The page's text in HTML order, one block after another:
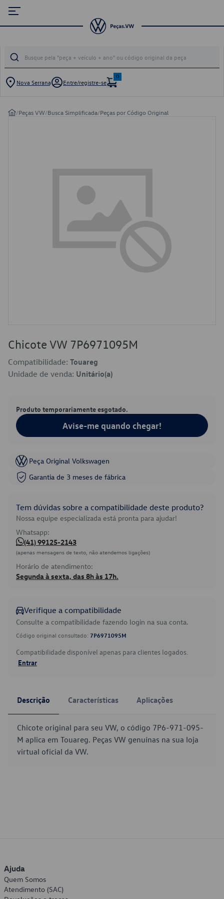
Nova Serrana Entre/registre-se
0
/Peças VW/Busca Simplificada/Peças por Código Original
Chicote VW 7P6971095M
Compatibilidade: Touareg
Unidade de venda: Unitário(a)
Produto temporariamente esgotado.
Avise-me quando chegar!
Peça Original Volkswagen
Garantia de 3 meses de fábrica
Tem dúvidas sobre a compatibilidade deste produto?
Nossa equipe especializada está pronta para ajudar!
Whatsapp:
(41) 99125-2143
(apenas mensagens de texto, não atendemos ligações)
Horário de atendimento:
Segunda à sexta, das 8h às 17h.
Verifique a compatibilidade
Consulte a compatibilidade fazendo login na sua conta.
Código original consultado: 7P6971095M
Compatibilidade disponível apenas para clientes logados.
Entrar
Descrição Características Aplicações
Chicote original para seu VW, o código 7P6-971-095-
M aplica em Touareg. Peças VW genuínas na sua loja
virtual oficial da VW.
Ajuda
Quem Somos
Atendimento (SAC)